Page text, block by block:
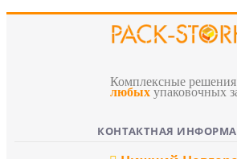
Комплексные решения
любых упаковочных
КОНТАКТНАЯ